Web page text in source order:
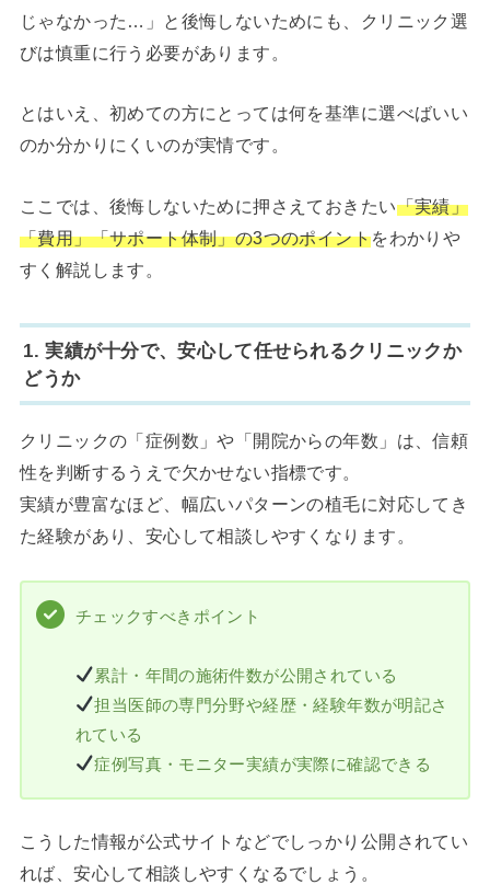
じゃなかった…」と後悔しないためにも、クリニック選
びは慎重に行う必要があります。
とはいえ、初めての方にとっては何を基準に選べばいい
のか分かりにくいのが実情です。
ここでは、後悔しないために押さえておきたい「実績」
「費用」「サポート体制」の3つのポイントをわかりや
すく解説します。
1. 実績が十分で、安心して任せられるクリニックか
どうか
クリニックの「症例数」や「開院からの年数」は、信頼
性を判断するうえで欠かせない指標です。
実績が豊富なほど、幅広いパターンの植毛に対応してき
た経験があり、安心して相談しやすくなります。
チェックすべきポイント
累計・年間の施術件数が公開されている
担当医師の専門分野や経歴・経験年数が明記さ
れている
症例写真・モニター実績が実際に確認できる
こうした情報が公式サイトなどでしっかり公開されてい
れば、安心して相談しやすくなるでしょう。